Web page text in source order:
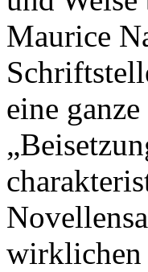
Maurice
eine
wirklichen